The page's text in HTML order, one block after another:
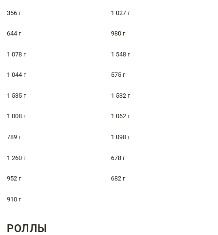
356 г 1 027 г
644 г 980 г
1 078 г 1 548 г
1 044 г 575 г
1 535 г 1 532 г
1 008 г 1 062 г
789 г 1 098 г
1 260 г 678 г
952 г 682 г
910 г
РОЛЛЫ